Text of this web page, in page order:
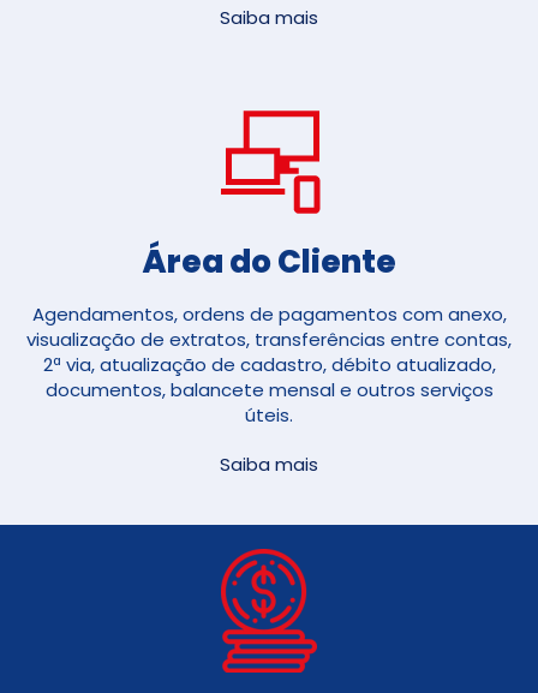
Saiba mais
Área do Cliente
Agendamentos, ordens de pagamentos com anexo,
visualização de extratos, transferências entre contas,
2ª via, atualização de cadastro, débito atualizado,
documentos, balancete mensal e outros serviços
úteis.
Saiba mais